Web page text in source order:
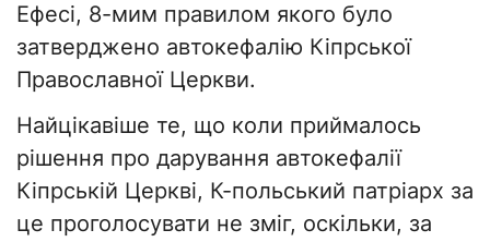
Ефесі, 8-мим правилом якого було
затверджено автокефалію Кіпрської
Православної Церкви.
Найцікавіше те, що коли приймалось
рішення про дарування автокефалії
Кіпрській Церкві, К-польський патріарх за
це проголосувати не зміг, оскільки, за